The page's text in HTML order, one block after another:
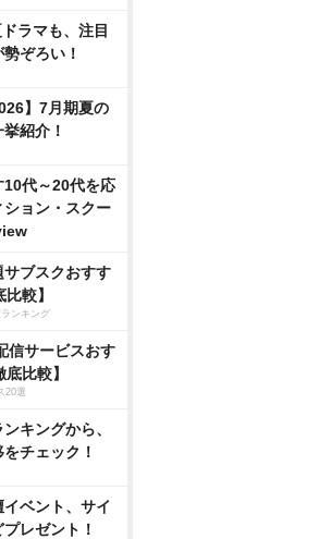
ラマも、注目
ぞろい！
】7月期夏の
紹介！
10代～20代を応
ョン・スクー
ブスクおすす
較】
ンキング
信サービスおす
比較】
20選
キングから、
チェック！
ベント、サイ
レゼント！